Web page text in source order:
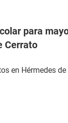
para
Cerrato
en Hérmedes de